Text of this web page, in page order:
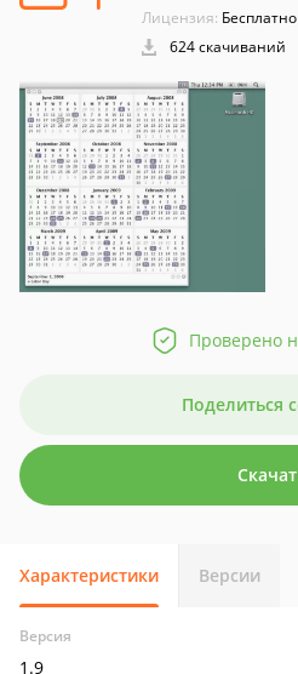
Лицензия:
624 скачиваний
Проверено
Поделиться
Характеристики Версии
Версия
1.9